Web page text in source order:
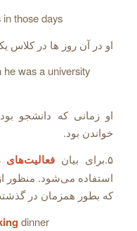
those days
او در آن روز ها در
was a university
او زمانی که دانشجو
خواندن بود.
۵.برای بیان
فعالیت‌های
استفاده می‌شود. منظور
که بطور همزمان در گذشته
dinner